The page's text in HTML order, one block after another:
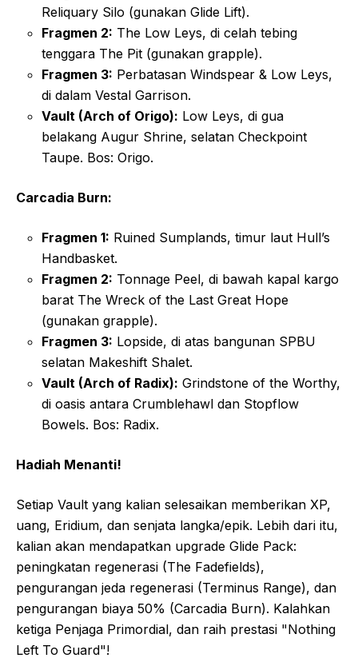
Reliquary Silo (gunakan Glide Lift).
Fragmen 2: The Low Leys, di celah tebing
tenggara The Pit (gunakan grapple).
Fragmen 3: Perbatasan Windspear & Low Leys,
di dalam Vestal Garrison.
Vault (Arch of Origo): Low Leys, di gua
belakang Augur Shrine, selatan Checkpoint
Taupe. Bos: Origo.
Carcadia Burn:
Fragmen 1: Ruined Sumplands, timur laut Hull’s
Handbasket.
Fragmen 2: Tonnage Peel, di bawah kapal kargo
barat The Wreck of the Last Great Hope
(gunakan grapple).
Fragmen 3: Lopside, di atas bangunan SPBU
selatan Makeshift Shalet.
Vault (Arch of Radix): Grindstone of the Worthy,
di oasis antara Crumblehawl dan Stopflow
Bowels. Bos: Radix.
Hadiah Menanti!
Setiap Vault yang kalian selesaikan memberikan XP,
uang, Eridium, dan senjata langka/epik. Lebih dari itu,
kalian akan mendapatkan upgrade Glide Pack:
peningkatan regenerasi (The Fadefields),
pengurangan jeda regenerasi (Terminus Range), dan
pengurangan biaya 50% (Carcadia Burn). Kalahkan
ketiga Penjaga Primordial, dan raih prestasi "Nothing
Left To Guard"!